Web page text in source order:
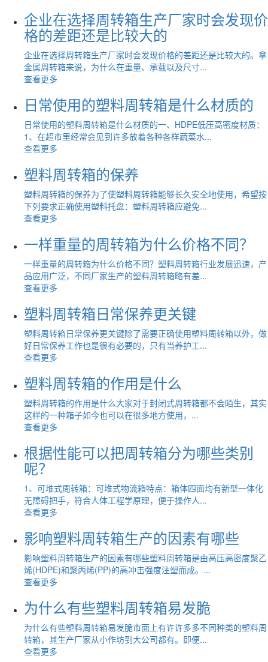
企业在选择周转箱生产厂家时会发现价
格的差距还是比较大的
企业在选择周转箱生产厂家时会发现价格的差距还是比较大的。拿
金属周转箱来说，为什么在重量、承载以及尺寸...
查看更多
日常使用的塑料周转箱是什么材质的
日常使用的塑料周转箱是什么材质的一、HDPE低压高密度材质：
1、在超市里经常会见到许多放着各种各样蔬菜水...
查看更多
塑料周转箱的保养
塑料周转箱的保养为了使塑料周转箱能够长久安全地使用，希望按
下列要求正确使用塑料托盘：塑料周转箱应避免...
查看更多
一样重量的周转箱为什么价格不同？
一样重量的周转箱为什么价格不同？塑料周转箱行业发展迅速，产
品应用广泛，不同厂家生产的塑料周转箱略有差...
查看更多
塑料周转箱日常保养更关键
塑料周转箱日常保养更关键除了需要正确使用塑料周转箱以外，做
好日常保养工作也是很有必要的，只有当养护工...
查看更多
​塑料周转箱的作用是什么
塑料周转箱的作用是什么大家对于封闭式周转箱都不会陌生，其实
这样的一种箱子如今也可以在很多地方使用，...
查看更多
根据性能可以把周转箱分为哪些类别
呢？
1、可堆式周转箱：可堆式物流箱特点：箱体四面均有新型一体化
无障碍把手，符合人体工程学原理，便于操作人...
查看更多
影响塑料周转箱生产的因素有哪些
影响塑料周转箱生产的因素有哪些塑料周转箱是由高压高密度聚乙
烯(HDPE)和聚丙烯(PP)的高冲击强度注塑而成。...
查看更多
为什么有些塑料周转箱易发脆
为什么有些塑料周转箱易发脆市面上有许许多多不同种类的塑料周
转箱，其生产厂家从小作坊到大公司都有。即便...
查看更多